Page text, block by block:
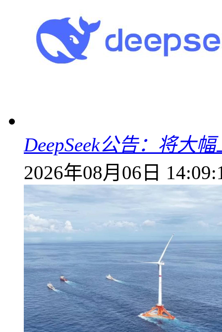
DeepSeek公告：将大
2026年08月06日